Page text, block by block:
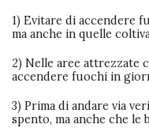
1) Evitare di accendere
ma anche in quelle
2) Nelle aree attrezzate
accendere fuochi in
3) Prima di andare via
spento, ma anche che le